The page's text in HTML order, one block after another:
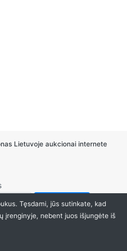
Lietuvoje aukcionai internete
Tęsdami, jūs sutinkate, kad
įrenginyje, nebent juos išjungėte iš